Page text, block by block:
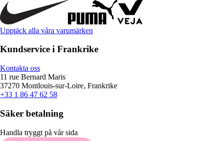
Upptäck alla våra varumärken
Kundservice i Frankrike
Kontakta oss
11 rue Bernard Maris
37270 Montlouis-sur-Loire, Frankrike
+33 1 86 47 62 58
Säker betalning
Handla tryggt på vår sida